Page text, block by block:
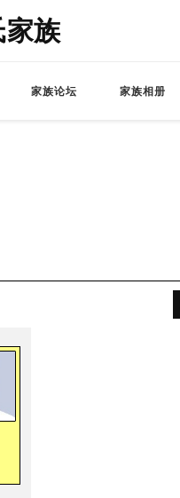
族
家族论坛 家族相册